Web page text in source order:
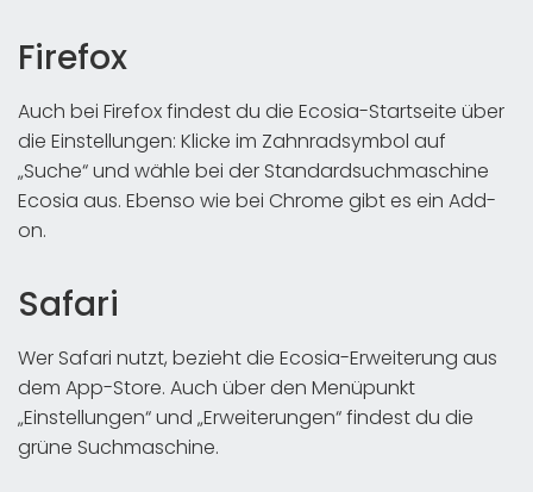
Firefox
Auch bei Firefox findest du die Ecosia-Startseite über
die Einstellungen: Klicke im Zahnradsymbol auf
„Suche“ und wähle bei der Standardsuchmaschine
Ecosia aus. Ebenso wie bei Chrome gibt es ein Add-
on.
Safari
Wer Safari nutzt, bezieht die Ecosia-Erweiterung aus
dem App-Store. Auch über den Menüpunkt
„Einstellungen“ und „Erweiterungen“ findest du die
grüne Suchmaschine.